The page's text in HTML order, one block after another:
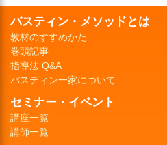
バスティン・メソッドとは
教材のすすめかた
巻頭記事
指導法 Q&A
バスティン一家について
セミナー・イベント
講座一覧
講師一覧